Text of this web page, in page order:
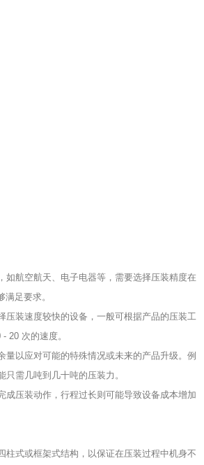
航空航天、电子电器等，需要选择压装精度在
足要求。
压装速度较快的设备，一般可根据产品的压装工
20 次的速度。
以应对可能的特殊情况或未来的产品升级。例
需几吨到几十吨的压装力。
压装动作，行程过长则可能导致设备成本增加
式或框架式结构，以保证在压装过程中机身不